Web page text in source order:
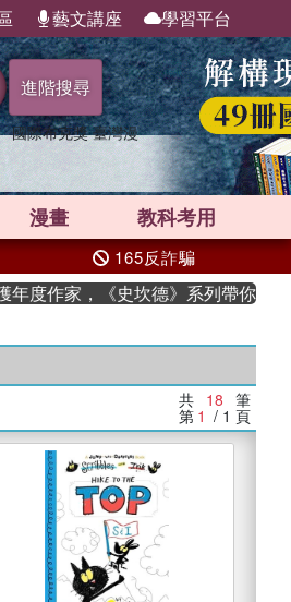
藝文講座 學習平台
進階搜尋
國際布克獎 臺灣漫
漫畫 教科考用
165反詐騙
家，《史坎德》系列帶你踏上熱血
共 18 筆
第 1 / 1 頁